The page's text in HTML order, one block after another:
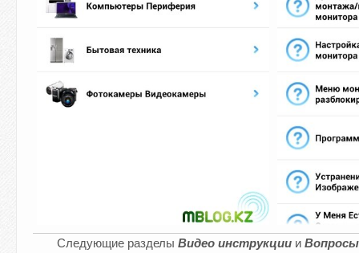
Следующие разделы Видео инструкции и